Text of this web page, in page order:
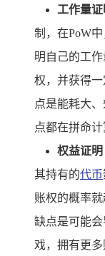
工作量证
制，在PoW
明自己的工
权，并获得
点是能耗大
点都在拼命
权益证明
其持有的代币
账权的概率
缺点是可能
戏，拥有更多